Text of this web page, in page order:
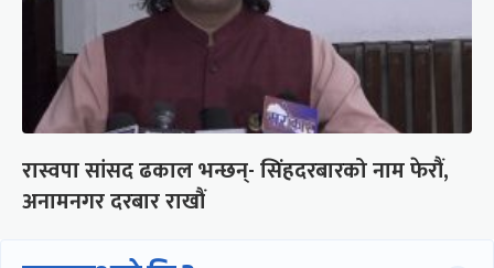
रास्वपा सांसद ढकाल भन्छन्- सिंहदरबारको नाम फेरौं,
अनामनगर दरबार राखौं